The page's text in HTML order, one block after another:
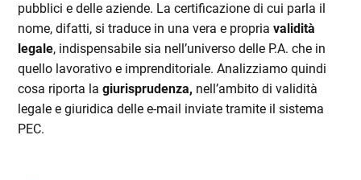
pubblici e delle aziende. La certificazione di cui parla il
nome, difatti, si traduce in una vera e propriavalidità
legale, indispensabile sia nell’universo delle P.A. che in
quello lavorativo e imprenditoriale. Analizziamo quindi
cosa riporta lagiurisprudenza, nell’ambito di validità
legale e giuridica dellee-mail inviate tramite ilsistema
PEC.